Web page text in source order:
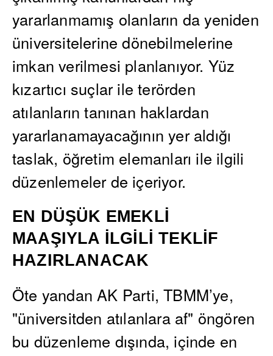
yararlanmamış olanların da yeniden
üniversitelerine dönebilmelerine
imkan verilmesi planlanıyor. Yüz
kızartıcı suçlar ile terörden
atılanların tanınan haklardan
yararlanamayacağının yer aldığı
taslak, öğretim elemanları ile ilgili
düzenlemeler de içeriyor.
EN DÜŞÜK EMEKLİ
MAAŞIYLA İLGİLİ TEKLİF
HAZIRLANACAK
Öte yandan AK Parti, TBMM’ye,
"üniversitden atılanlara af" öngören
bu düzenleme dışında, içinde en